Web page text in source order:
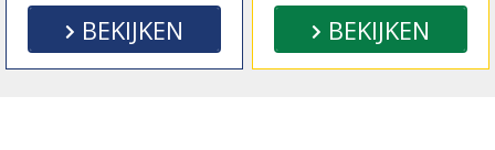
BEKIJKEN BEKIJKEN